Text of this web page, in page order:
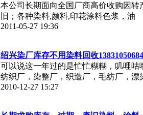
本公司长期面向全国厂商高价收购因
旧；各种染料,颜料,印花涂料色浆，油
2011-05-27 19:36
绍兴染厂库存不用染料回收13831050684
可以说这一年过的是忙忙糊糊，叽哩
纺织厂，染整厂，织造厂，毛纺厂，漂
2010-12-27 15:27